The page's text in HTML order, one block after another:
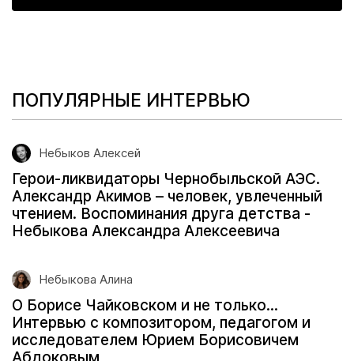
ПОПУЛЯРНЫЕ ИНТЕРВЬЮ
Небыков Алексей
Герои-ликвидаторы Чернобыльской АЭС.
Александр Акимов – человек, увлеченный
чтением. Воспоминания друга детства -
Небыкова Александра Алексеевича
Небыкова Алина
О Борисе Чайковском и не только…
Интервью с композитором, педагогом и
исследователем Юрием Борисовичем